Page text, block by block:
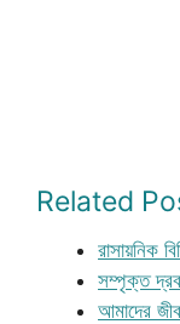
Related
রাসায়নিক
সম্পৃক্ত
আমাদের